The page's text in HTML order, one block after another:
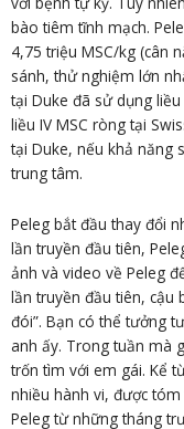
bào tiêm tĩnh mạch.
4,75 triệu MSC/kg (cân
sánh, thử nghiệm lớn
tại Duke đã sử dụng
liều IV MSC ròng tại
tại Duke, nếu khả năng
trung tâm.
Peleg bắt đầu thay đổi
lần truyền đầu tiên,
ảnh và video về Peleg
lần truyền đầu tiên, cậu
đói”. Bạn có thể tưởng
anh ấy. Trong tuần mà
trốn tìm với em gái. Kể
nhiều hành vi, được
Peleg từ những tháng